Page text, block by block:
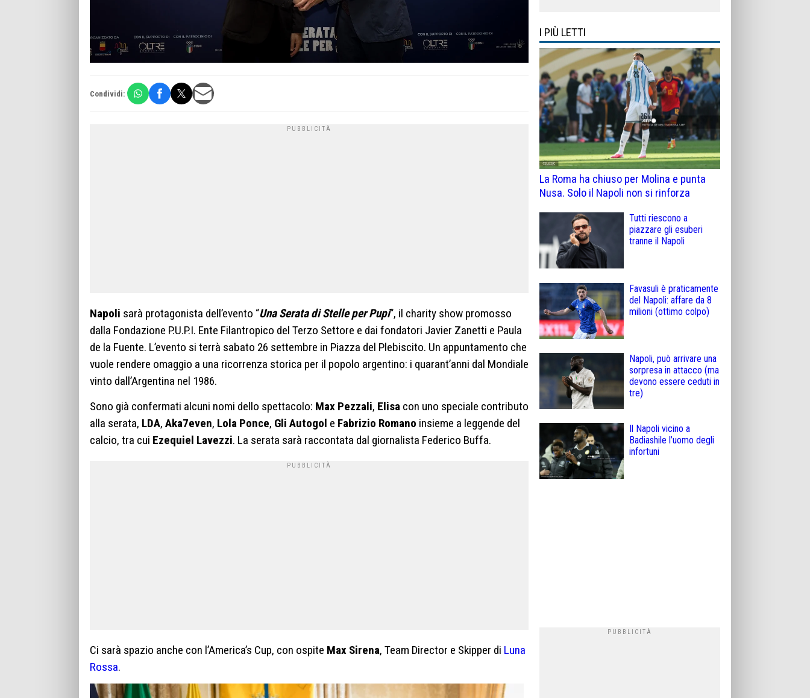
Condividi:
Napoli sarà protagonista dell’evento “Una Serata di Stelle per Pupi“, il charity show promosso
dalla Fondazione P.U.P.I. Ente Filantropico del Terzo Settore e dai fondatori Javier Zanetti e Paula
de la Fuente. L’evento si terrà sabato 26 settembre in Piazza del Plebiscito. Un appuntamento che
vuole rendere omaggio a una ricorrenza storica per il popolo argentino: i quarant’anni dal Mondiale
vinto dall’Argentina nel 1986.
Sono già confermati alcuni nomi dello spettacolo: Max Pezzali, Elisa con uno speciale contributo
alla serata, LDA, Aka7even, Lola Ponce, Gli Autogol e Fabrizio Romano insieme a leggende del
calcio, tra cui Ezequiel Lavezzi. La serata sarà raccontata dal giornalista Federico Buffa.
Ci sarà spazio anche con l’America’s Cup, con ospite Max Sirena, Team Director e Skipper di Luna
Rossa.
I PIÙ LETTI
La Roma ha chiuso per Molina e punta
Nusa. Solo il Napoli non si rinforza
Tutti riescono a
piazzare gli esuberi
tranne il Napoli
Favasuli è praticamente
del Napoli: affare da 8
milioni (ottimo colpo)
Napoli, può arrivare una
sorpresa in attacco (ma
devono essere ceduti in
tre)
Il Napoli vicino a
Badiashile l’uomo degli
infortuni